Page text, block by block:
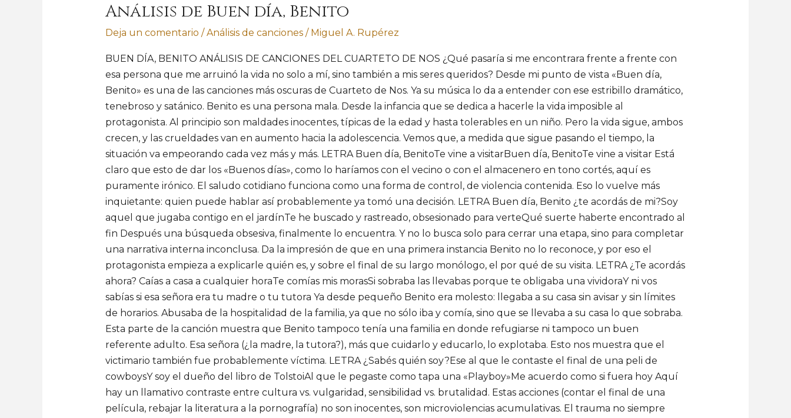
Análisis de Buen día, Benito
Deja un comentario /Análisis de canciones/ Miguel A. Rupérez
BUEN DÍA, BENITO ANÁLISIS DE CANCIONES DEL CUARTETO DE NOS ¿Qué pasaría si me encontrara frente a frente con
esa persona que me arruinó la vida no solo a mí, sino también a mis seres queridos? Desde mi punto de vista «Buen día,
Benito» es una de las canciones más oscuras de Cuarteto de Nos. Ya su música lo da a entender con ese estribillo dramático,
tenebroso y satánico. Benito es una persona mala. Desde la infancia que se dedica a hacerle la vida imposible al
protagonista. Al principio son maldades inocentes, típicas de la edad y hasta tolerables en un niño. Pero la vida sigue, ambos
crecen, y las crueldades van en aumento hacia la adolescencia. Vemos que, a medida que sigue pasando el tiempo, la
situación va empeorando cada vez más y más. LETRA Buen día, BenitoTe vine a visitarBuen día, BenitoTe vine a visitar Está
claro que esto de dar los «Buenos días», como lo haríamos con el vecino o con el almacenero en tono cortés, aquí es
puramente irónico. El saludo cotidiano funciona como una forma de control, de violencia contenida. Eso lo vuelve más
inquietante: quien puede hablar así probablemente ya tomó una decisión. LETRA Buen día, Benito ¿te acordás de mi?Soy
aquel que jugaba contigo en el jardínTe he buscado y rastreado, obsesionado para verteQué suerte haberte encontrado al
fin Después una búsqueda obsesiva, finalmente lo encuentra. Y no lo busca solo para cerrar una etapa, sino para completar
una narrativa interna inconclusa. Da la impresión de que en una primera instancia Benito no lo reconoce, y por eso el
protagonista empieza a explicarle quién es, y sobre el final de su largo monólogo, el por qué de su visita. LETRA ¿Te acordás
ahora? Caías a casa a cualquier horaTe comías mis morasSi sobraba las llevabas porque te obligaba una vividoraY ni vos
sabías si esa señora era tu madre o tu tutora Ya desde pequeño Benito era molesto: llegaba a su casa sin avisar y sin límites
de horarios. Abusaba de la hospitalidad de la familia, ya que no sólo iba y comía, sino que se llevaba a su casa lo que sobraba.
Esta parte de la canción muestra que Benito tampoco tenía una familia en donde refugiarse ni tampoco un buen
referente adulto. Esa señora (¿la madre, la tutora?), más que cuidarlo y educarlo, lo explotaba. Esto nos muestra que el
victimario también fue probablemente víctima. LETRA ¿Sabés quién soy?Ese al que le contaste el final de una peli de
cowboysY soy el dueño del libro de TolstoiAl que le pegaste como tapa una «Playboy»Me acuerdo como si fuera hoy Aquí
hay un llamativo contraste entre cultura vs. vulgaridad, sensibilidad vs. brutalidad. Estas acciones (contar el final de una
película, rebajar la literatura a la pornografía) no son inocentes, son microviolencias acumulativas. El trauma no siempre
Buen
día,